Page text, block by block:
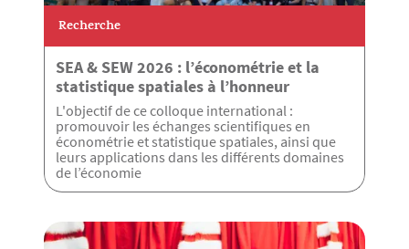
Recherche
SEA & SEW 2026 : l’économétrie et la
statistique spatiales à l’honneur
L'objectif de ce colloque international :
promouvoir les échanges scientifiques en
économétrie et statistique spatiales, ainsi que
leurs applications dans les différents domaines
de l’économie